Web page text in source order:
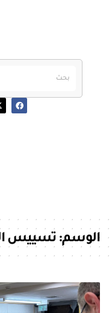
الوسم:تسييس